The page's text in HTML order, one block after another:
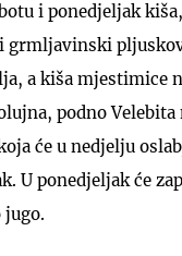
i ponedjeljak
grmljavinski
a kiša mjestimice
podno Velebita
će u nedjelju
U ponedjeljak će